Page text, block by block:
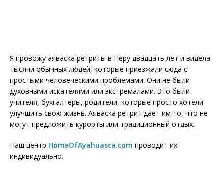
Я провожу аяваска ретриты в Перу двадцать лет и видела
тысячи обычных людей, которые приезжали сюда с
простыми человеческими проблемами. Они не были
духовными искателями или экстремалами. Это были
учителя, бухгалтеры, родители, которые просто хотели
улучшить свою жизнь. Аяваска ретрит дает им то, что не
могут предложить курорты или традиционный отдых.
Наш центр HomeOfAyahuasca.com проводит их
индивидуально.